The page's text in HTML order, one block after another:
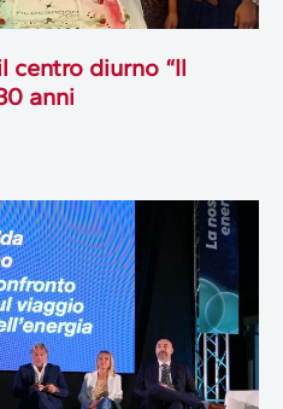
centro diurno “Il
anni